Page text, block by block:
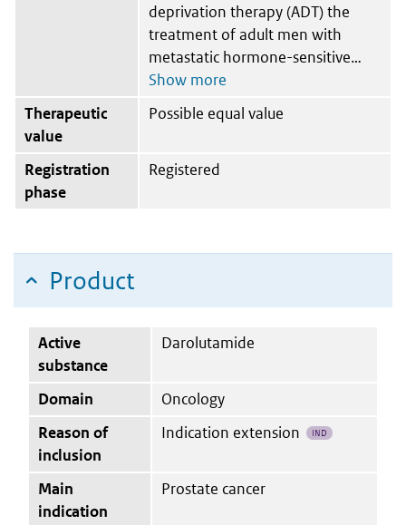
deprivation therapy (ADT) the
treatment of adult men with
metastatic hormone-sensitive
Therapeutic
value
Possible equal value
Registration
phase
Registered
Product
Active
substance
Darolutamide
Domain
Oncology
Reason of
inclusion
Indication extension IND
Main
indication
Prostate cancer